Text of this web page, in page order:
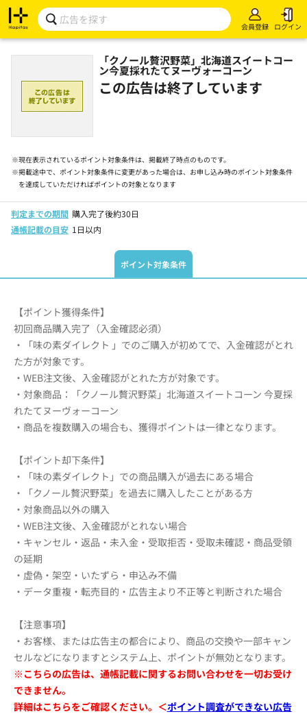
会員登録 ログイン
「クノール贅沢野菜」北海道スイートコー
ン今夏採れたてヌーヴォーコーン
この広告は終了しています
※現在表示されているポイント対象条件は、掲載終了時点のものです。
※掲載途中で、ポイント対象条件に変更があった場合は、お申し込み時のポイント対象条件
を達成していただければポイントの対象となります
判定までの期間 購入完了後約30日
通帳記載の目安 1日以内
ポイント対象条件
【ポイント獲得条件】
初回商品購入完了（入金確認必須）
・「味の素ダイレクト 」でのご購入が初めてで、入金確認がとれ
た方が対象です。
・WEB注文後、入金確認がとれた方が対象です。
・対象商品：「クノール贅沢野菜」北海道スイートコーン 今夏採
れたてヌーヴォーコーン
・商品を複数購入の場合も、獲得ポイントは一律となります。
【ポイント却下条件】
・「味の素ダイレクト」での商品購入が過去にある場合
・「クノール贅沢野菜」を過去に購入したことがある方
・対象商品以外の購入
・WEB注文後、入金確認がとれない場合
・キャンセル・返品・未入金・受取拒否・受取未確認・商品受領
の延期
・虚偽・架空・いたずら・申込み不備
・データ重複・転売目的・広告主より不正等と判断された場合
【注意事項】
・お客様、または広告主の都合により、商品の交換や一部キャン
セルなどになりますとシステム上、ポイントが無効となります。
※こちらの広告は、通帳記載に関するお問い合わせを一切お受け
できません。
詳細はこちらをご確認ください。＜ポイント調査ができない広告